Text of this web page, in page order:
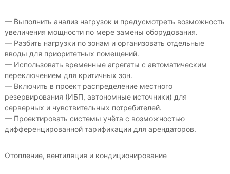
— Выполнить анализ нагрузок и предусмотреть возможность
увеличения мощности по мере замены оборудования.
— Разбить нагрузки по зонам и организовать отдельные
вводы для приоритетных помещений.
— Использовать временные агрегаты с автоматическим
переключением для критичных зон.
— Включить в проект распределение местного
резервирования (ИБП, автономные источники) для
серверных и чувствительных потребителей.
— Проектировать системы учёта с возможностью
дифференцированной тарификации для арендаторов.
Отопление, вентиляция и кондиционирование